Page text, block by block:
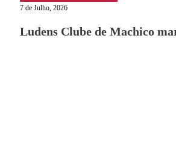
7 de Julho, 2026
Ludens Clube de Machico